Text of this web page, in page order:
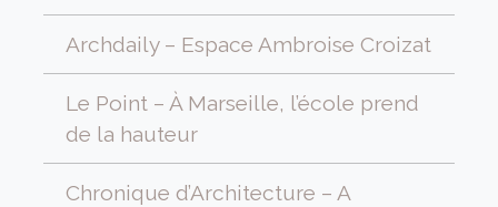
Archdaily – Espace Ambroise Croizat
Le Point – À Marseille, l’école prend
de la hauteur
Chronique d’Architecture – A